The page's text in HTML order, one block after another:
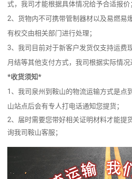
式，我司才能根据具体情况给予合适报价
2、货物内不可携带管制器材以及易燃易
有权交由相关部门进行处理；
3、我司目前对于新客户发货仅支持运费
月结等其他支付方式，我司根据实际情况
*收货须知*
1、我司泉州到鞍山的物流运输方式是点
山站点后会有专人打电话通知您提货；
2、届时需要您带好相关证明材料才能提
询我司鞍山客服；